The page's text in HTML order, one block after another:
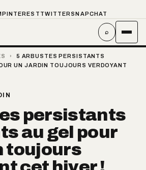
PINTEREST TWITTER SNAPCHAT
⌕
›
5 ARBUSTES PERSISTANTS
UN JARDIN TOUJOURS VERDOYANT
persistants
au gel pour
toujours